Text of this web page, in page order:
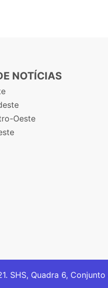
NOTÍCIAS
Oeste
SHS, Quadra 6,